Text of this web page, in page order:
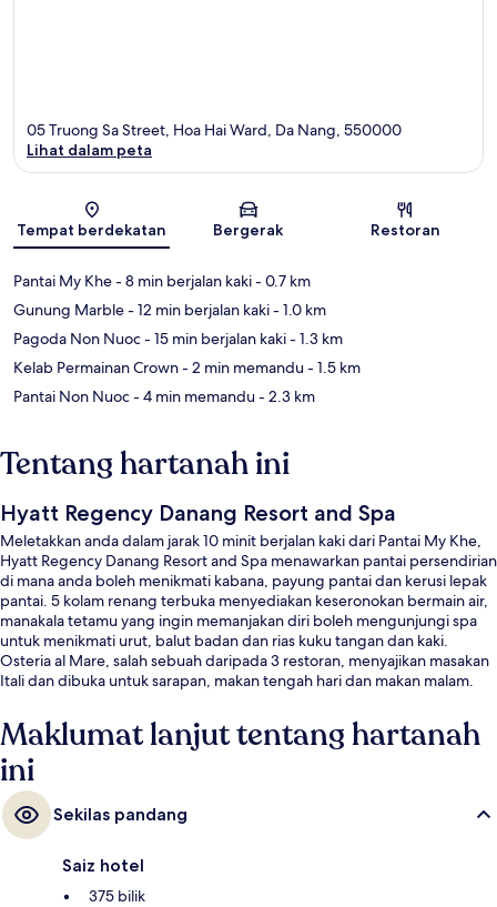
Peta
05 Truong Sa Street, Hoa Hai Ward, Da Nang, 550000
Lihat dalam peta
Tempat berdekatan Bergerak Restoran
Pantai My Khe- 8 min berjalan kaki- 0.7 km
Gunung Marble- 12 min berjalan kaki- 1.0 km
Pagoda Non Nuoc- 15 min berjalan kaki- 1.3 km
Kelab Permainan Crown- 2 min memandu- 1.5 km
Pantai Non Nuoc- 4 min memandu- 2.3 km
Tentang hartanah ini
Hyatt Regency Danang Resort and Spa
Meletakkan anda dalam jarak 10 minit berjalan kaki dari Pantai My Khe,
Hyatt Regency Danang Resort and Spa menawarkan pantai persendirian
di mana anda boleh menikmati kabana, payung pantai dan kerusi lepak
pantai. 5 kolam renang terbuka menyediakan keseronokan bermain air,
manakala tetamu yang ingin memanjakan diri boleh mengunjungi spa
untuk menikmati urut, balut badan dan rias kuku tangan dan kaki.
Osteria al Mare, salah sebuah daripada 3 restoran, menyajikan masakan
Itali dan dibuka untuk sarapan, makan tengah hari dan makan malam.
kesihatan, dan pusat kecergasan. Kakitangan dan lokasi pantai
mendapat pujian daripada pengembara lain.
Maklumat lanjut tentang hartanah
ini
Sekilas pandang
Saiz hotel
375 bilik